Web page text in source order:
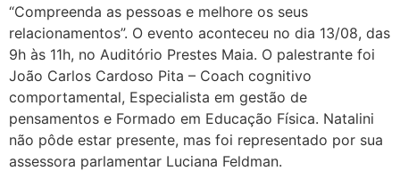
“Compreenda as pessoas e melhore os seus
relacionamentos”. O evento aconteceu no dia 13/08, das
9h às 11h, no Auditório Prestes Maia. O palestrante foi
João Carlos Cardoso Pita – Coach cognitivo
comportamental, Especialista em gestão de
pensamentos e Formado em Educação Física. Natalini
não pôde estar presente, mas foi representado por sua
assessora parlamentar Luciana Feldman.